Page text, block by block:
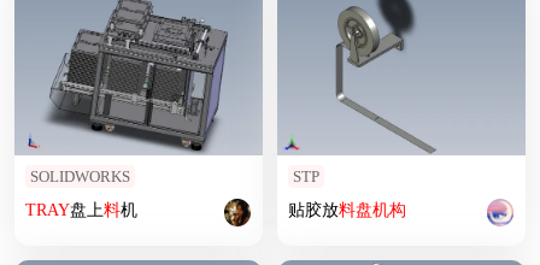
SOLIDWORKS
TRAY盘上料机
STP
贴胶放料盘机构